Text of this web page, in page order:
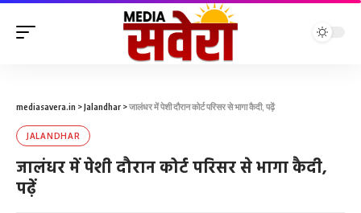
mediasavera.in >Jalandhar >जालंधर में पेशी दौरान कोर्ट परिसर से भागा कैदी, पढ़ें
JALANDHAR
जालंधर में पेशी दौरान कोर्ट परिसर से भागा कैदी,
पढ़ें